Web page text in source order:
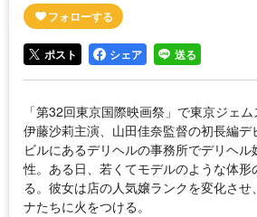
ポスト シェア 送る
「第32回東京国際映画祭」で東京ジェ
伊藤沙莉主演、山田佳奈監督の初長編
ビルにあるデリヘルの事務所でデリヘ
性。ある日、若くてモデルのような体形
る。彼女は店の人気嬢ランクを変化さ
ナたちに火をつける。